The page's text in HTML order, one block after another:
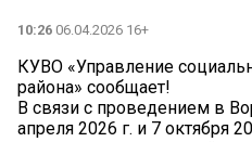
10:26 06.04.2026 16+
КУВО «Управление
района» сообщает!
В связи с проведением в
апреля 2026 г. и 7 октября